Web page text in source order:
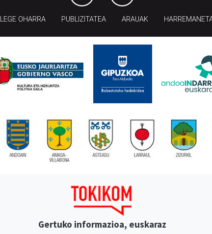
LEGE OHARRA PUBLIZITATEA ARAUAK
Gertuko informazioa, euskaraz